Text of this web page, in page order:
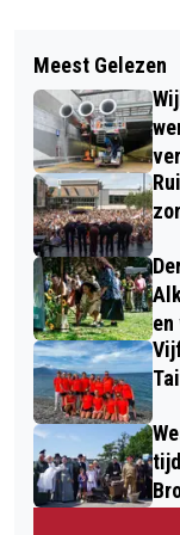
OME
UIT:
Meest Gelezen